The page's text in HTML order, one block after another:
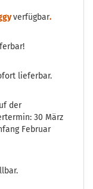
verfügbar.
lieferbar.
der
30 März
Februar